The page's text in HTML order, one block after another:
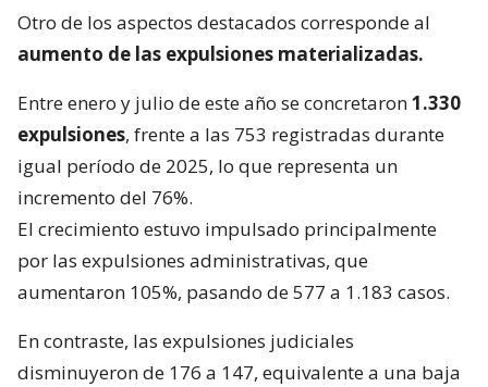
Otro de los aspectos destacados corresponde al
aumento de las expulsiones materializadas.
Entre enero y julio de este año se concretaron1.330
expulsiones, frente a las 753 registradas durante
igual período de 2025, lo que representa un
incremento del 76%.
El crecimiento estuvo impulsado principalmente
por las expulsiones administrativas, que
aumentaron 105%, pasando de 577 a 1.183 casos.
En contraste, las expulsiones judiciales
disminuyeron de 176 a 147, equivalente a una baja